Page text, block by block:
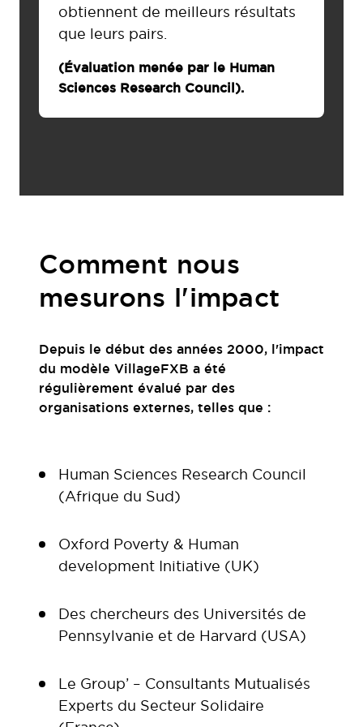
obtiennent de meilleurs résultats
que leurs pairs.
(Évaluation menée par le Human
Sciences Research Council).
Comment nous
mesurons l'impact
Depuis le début des années 2000, l'impact
du modèle VillageFXB a été
régulièrement évalué par des
organisations externes, telles que :
Human Sciences Research Council
(Afrique du Sud)
Oxford Poverty & Human
development Initiative (UK)
Des chercheurs des Universités de
Pennsylvanie et de Harvard (USA)
Le Group’ – Consultants Mutualisés
Experts du Secteur Solidaire